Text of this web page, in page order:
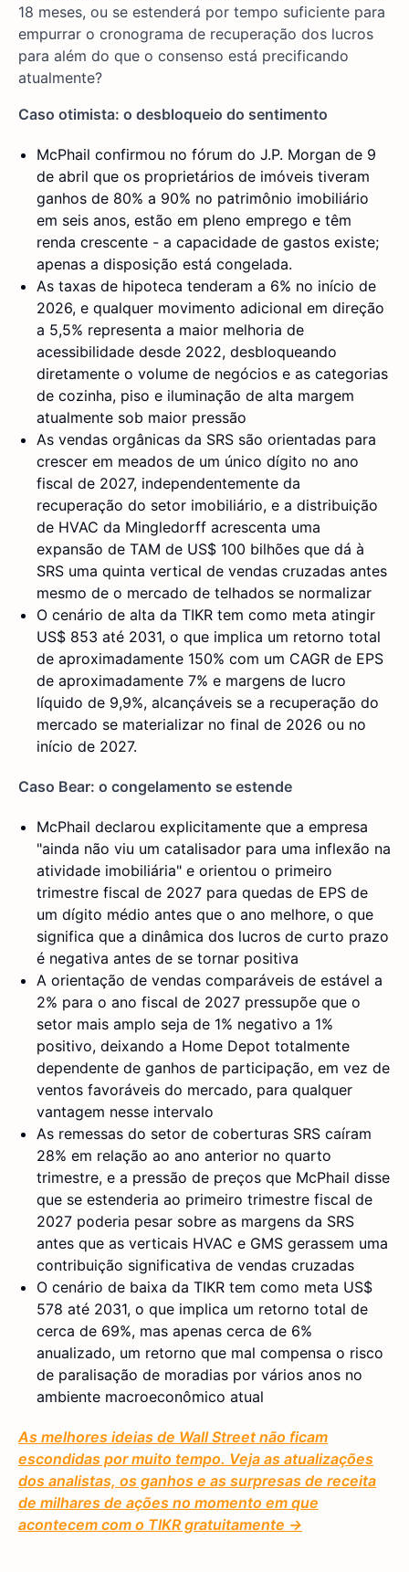
18 meses, ou se estenderá por tempo suficiente para
empurrar o cronograma de recuperação dos lucros
para além do que o consenso está precificando
atualmente?
Caso otimista: o desbloqueio do sentimento
McPhail confirmou no fórum do J.P. Morgan de 9
de abril que os proprietários de imóveis tiveram
ganhos de 80% a 90% no patrimônio imobiliário
em seis anos, estão em pleno emprego e têm
renda crescente - a capacidade de gastos existe;
apenas a disposição está congelada.
As taxas de hipoteca tenderam a 6% no início de
2026, e qualquer movimento adicional em direção
a 5,5% representa a maior melhoria de
acessibilidade desde 2022, desbloqueando
diretamente o volume de negócios e as categorias
de cozinha, piso e iluminação de alta margem
atualmente sob maior pressão
As vendas orgânicas da SRS são orientadas para
crescer em meados de um único dígito no ano
fiscal de 2027, independentemente da
recuperação do setor imobiliário, e a distribuição
de HVAC da Mingledorff acrescenta uma
expansão de TAM de US$ 100 bilhões que dá à
SRS uma quinta vertical de vendas cruzadas antes
mesmo de o mercado de telhados se normalizar
O cenário de alta da TIKR tem como meta atingir
US$ 853 até 2031, o que implica um retorno total
de aproximadamente 150% com um CAGR de EPS
de aproximadamente 7% e margens de lucro
líquido de 9,9%, alcançáveis se a recuperação do
mercado se materializar no final de 2026 ou no
início de 2027.
Caso Bear: o congelamento se estende
McPhail declarou explicitamente que a empresa
"ainda não viu um catalisador para uma inflexão na
atividade imobiliária" e orientou o primeiro
trimestre fiscal de 2027 para quedas de EPS de
um dígito médio antes que o ano melhore, o que
significa que a dinâmica dos lucros de curto prazo
é negativa antes de se tornar positiva
A orientação de vendas comparáveis de estável a
2% para o ano fiscal de 2027 pressupõe que o
setor mais amplo seja de 1% negativo a 1%
positivo, deixando a Home Depot totalmente
dependente de ganhos de participação, em vez de
ventos favoráveis do mercado, para qualquer
vantagem nesse intervalo
As remessas do setor de coberturas SRS caíram
28% em relação ao ano anterior no quarto
trimestre, e a pressão de preços que McPhail disse
que se estenderia ao primeiro trimestre fiscal de
2027 poderia pesar sobre as margens da SRS
antes que as verticais HVAC e GMS gerassem uma
contribuição significativa de vendas cruzadas
O cenário de baixa da TIKR tem como meta US$
578 até 2031, o que implica um retorno total de
cerca de 69%, mas apenas cerca de 6%
anualizado, um retorno que mal compensa o risco
de paralisação de moradias por vários anos no
ambiente macroeconômico atual
As melhores ideias de Wall Street não ficam
escondidas por muito tempo. Veja as atualizações
dos analistas, os ganhos e as surpresas de receita
de milhares de ações no momento em que
acontecem com o TIKR gratuitamente →